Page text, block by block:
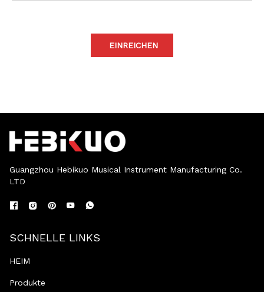
EINREICHEN
Guangzhou Hebikuo Musical Instrument Manufacturing Co.
LTD
SCHNELLE LINKS
HEIM
Produkte